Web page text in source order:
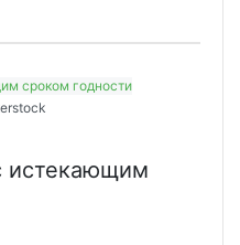
истекающим